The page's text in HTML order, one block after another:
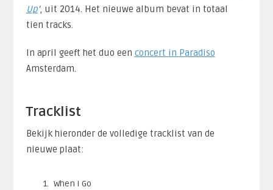
Up‘, uit 2014. Het nieuwe album bevat in totaal
tien tracks.
In april geeft het duo een concert in Paradiso
Amsterdam.
Tracklist
Bekijk hieronder de volledige tracklist van de
nieuwe plaat:
When I Go